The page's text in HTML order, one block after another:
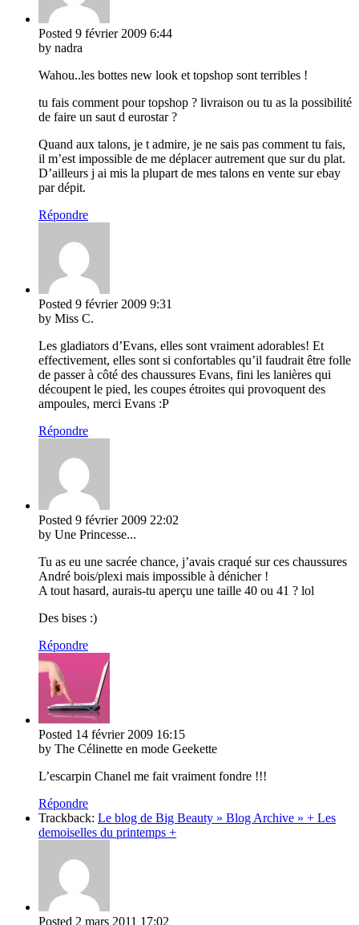
Posted 9 février 2009 6:44
by nadra
Wahou..les bottes new look et topshop sont terribles !
tu fais comment pour topshop ? livraison ou tu as la possibilité
de faire un saut d eurostar ?
Quand aux talons, je t admire, je ne sais pas comment tu fais,
il m’est impossible de me déplacer autrement que sur du plat.
D’ailleurs j ai mis la plupart de mes talons en vente sur ebay
par dépit.
Répondre
Posted 9 février 2009 9:31
by Miss C.
Les gladiators d’Evans, elles sont vraiment adorables! Et
effectivement, elles sont si confortables qu’il faudrait être folle
de passer à côté des chaussures Evans, fini les lanières qui
découpent le pied, les coupes étroites qui provoquent des
ampoules, merci Evans :P
Répondre
Posted 9 février 2009 22:02
by Une Princesse...
Tu as eu une sacrée chance, j’avais craqué sur ces chaussures
André bois/plexi mais impossible à dénicher !
A tout hasard, aurais-tu aperçu une taille 40 ou 41 ? lol
Des bises :)
Répondre
Posted 14 février 2009 16:15
by The Célinette en mode Geekette
L’escarpin Chanel me fait vraiment fondre !!!
Répondre
Trackback: Le blog de Big Beauty » Blog Archive » + Les
demoiselles du printemps +
Posted 2 mars 2011 17:02